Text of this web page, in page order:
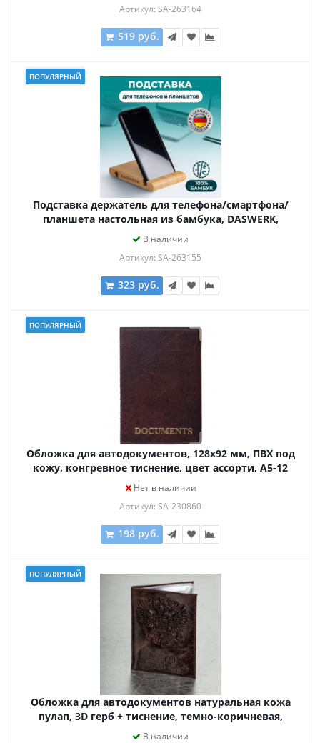
Артикул: SA-263164
519 руб.
ПОПУЛЯРНЫЙ
Подставка держатель для телефона/смартфона/
планшета настольная из бамбука, DASWERK,
263155
В наличии
Артикул: SA-263155
323 руб.
ПОПУЛЯРНЫЙ
Обложка для автодокументов, 128х92 мм, ПВХ под
кожу, конгревное тиснение, цвет ассорти, А5-12
Нет в наличии
Артикул: SA-230860
198 руб.
ПОПУЛЯРНЫЙ
Обложка для автодокументов натуральная кожа
пулап, 3D герб + тиснение, темно-коричневая,
BRAUBERG, 238195
В наличии